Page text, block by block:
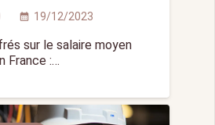
calendar_month 19/12/2023
sur le salaire moyen
France :…